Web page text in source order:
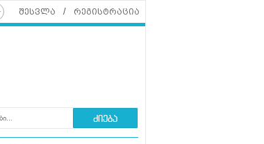
შესვლა რეგისტრაცია
ძიება